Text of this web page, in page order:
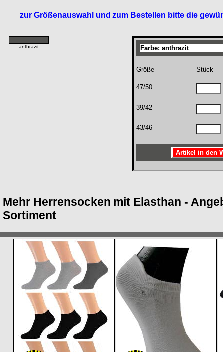
zur Größenauswahl und zum Bestellen bitte die
anthrazit Farbe: anthrazit
Größe Stück
47/50
39/42
43/46
Mehr Herrensocken mit Elasthan -
Sortiment